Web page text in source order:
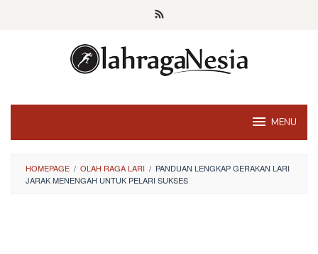
MENU
HOMEPAGE / OLAH RAGA LARI / PANDUAN LENGKAP GERAKAN LARI
JARAK MENENGAH UNTUK PELARI SUKSES